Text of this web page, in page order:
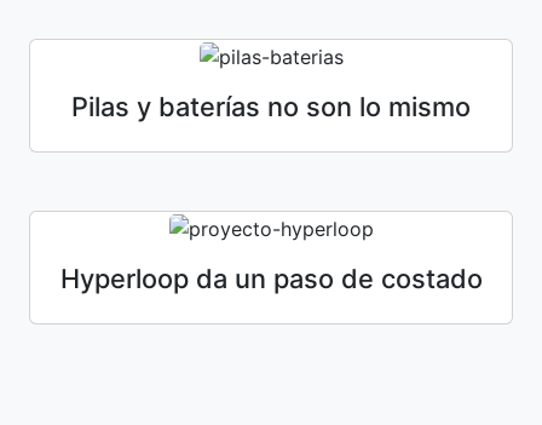
Pilas y baterías no son lo mismo
Hyperloop da un paso de costado